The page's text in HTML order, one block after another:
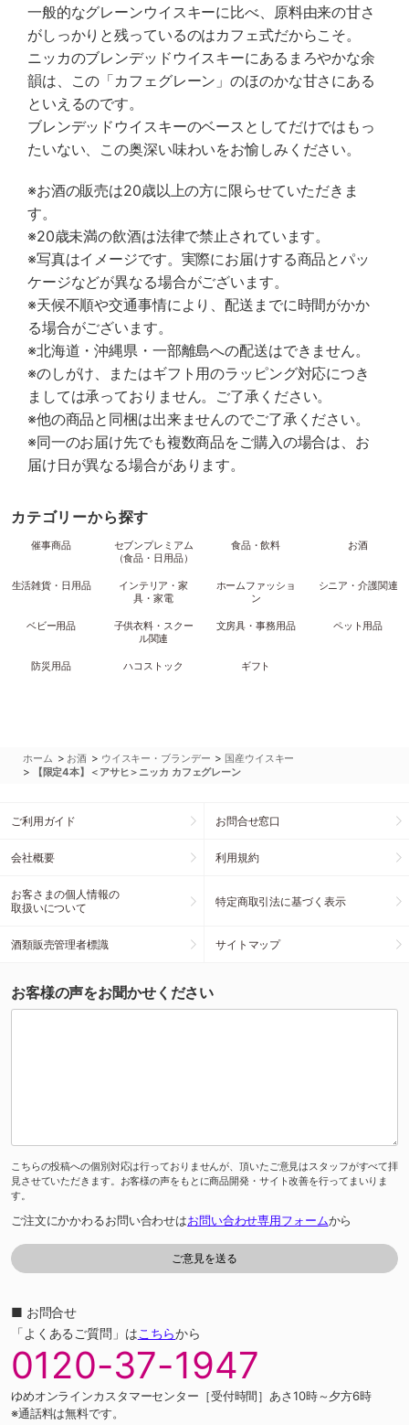
一般的なグレーンウイスキーに比べ、原料由来の甘さ
がしっかりと残っているのはカフェ式だからこそ。
ニッカのブレンデッドウイスキーにあるまろやかな余
韻は、この「カフェグレーン」のほのかな甘さにある
といえるのです。
ブレンデッドウイスキーのベースとしてだけではもっ
たいない、この奥深い味わいをお愉しみください。
※お酒の販売は20歳以上の方に限らせていただきま
す。
※20歳未満の飲酒は法律で禁止されています。
※写真はイメージです。実際にお届けする商品とパッ
ケージなどが異なる場合がございます。
※天候不順や交通事情により、配送までに時間がかか
る場合がございます。
※北海道・沖縄県・一部離島への配送はできません。
※のしがけ、またはギフト用のラッピング対応につき
ましては承っておりません。ご了承ください。
※他の商品と同梱は出来ませんのでご了承ください。
※同一のお届け先でも複数商品をご購入の場合は、お
届け日が異なる場合があります。
カテゴリーから探す
催事商品
セブンプレミアム
（食品・日用品）
食品・飲料 お酒
生活雑貨・日用品
インテリア・家
具・家電
ホームファッショ
ン
シニア・介護関連
ベビー用品
子供衣料・スクー
ル関連
文房具・事務用品 ペット用品
防災用品 ハコストック ギフト
ホーム > お酒 > ウイスキー・ブランデー > 国産ウイスキー
> 【限定4本】＜アサヒ＞ニッカ カフェグレーン
ご利用ガイド お問合せ窓口
会社概要 利用規約
お客さまの個人情報の
取扱いについて
特定商取引法に基づく表示
酒類販売管理者標識 サイトマップ
お客様の声をお聞かせください
こちらの投稿への個別対応は行っておりませんが、頂いたご意見はスタッフがすべて拝
見させていただきます。お客様の声をもとに商品開発・サイト改善を行ってまいりま
す。
ご注文にかかわるお問い合わせはお問い合わせ専用フォームから
■ お問合せ
「よくあるご質問」はこちらから
0120-37-1947
ゆめオンラインカスタマーセンター［受付時間］あさ10時～夕方6時
※通話料は無料です。